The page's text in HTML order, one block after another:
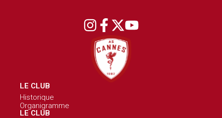
LE CLUB
Historique
Organigramme
LE CLUB